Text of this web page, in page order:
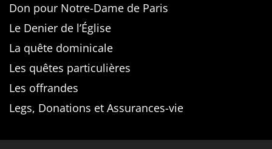
Don pour Notre-Dame de Paris
Le Denier de l’Église
La quête dominicale
Les quêtes particulières
Les offrandes
Legs, Donations et Assurances-vie